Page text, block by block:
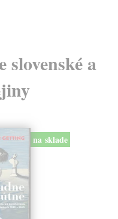
slovenské a
na sklade